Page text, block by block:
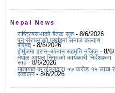
Nepal News
राष्ट्रियसभाको बैठक सुरु- 8/6/2026
पुन:संरचनाको पर्खाइमा समाज कल्याण
परिषद् - 8/6/2026
होर्मुजमा इरान–ओमान सहमति नजिक - 8/
नेपाल आयल निगमको कार्यकारी निर्देशकमा
साह- 8/6/2026
यातायात कार्यालयद्वारा ५७ करोड १५ लाख
संकलन- 8/6/2026